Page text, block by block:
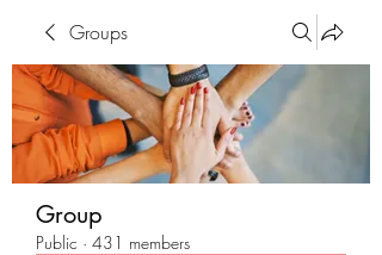
Groups
Group
Public · 431 members